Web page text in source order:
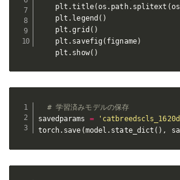
    plt
.title(os . path. splitext (os
    plt
. legend ( )
    plt
.grid ( )
    plt
. savefig ( figname)
    plt
. show( )
# 学習済みモデルの保存
savedparams =
torch. save (model . state_dict ( ) ,